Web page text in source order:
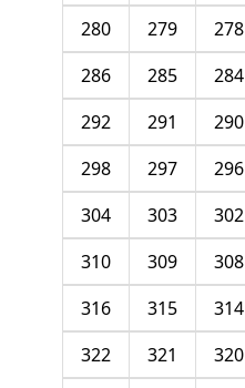
278
279
280
284
285
286
290
291
292
296
297
298
302
303
304
308
309
310
314
315
316
320
321
322